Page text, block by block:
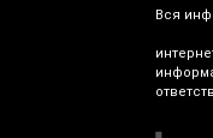
Вся